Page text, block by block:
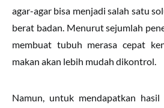
agar-agar bisa menjadi salah satu
berat badan. Menurut sejumlah
membuat tubuh merasa cepat
makan akan lebih mudah dikontrol.
Namun, untuk mendapatkan hasil